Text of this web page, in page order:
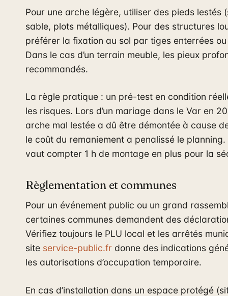
Pour une arche légère, utiliser des pieds lestés
sable, plots métalliques). Pour des structures
préférer la fixation au sol par tiges enterrées
Dans le cas d’un terrain meuble, les pieux
recommandés.
La règle pratique : un pré-test en condition
les risques. Lors d’un mariage dans le Var en
arche mal lestée a dû être démontée à cause
le coût du remaniement a penalissé le planning.
vaut compter 1 h de montage en plus pour la
Règlementation et communes
Pour un événement public ou un grand
certaines communes demandent des
Vérifiez toujours le PLU local et les arrêtés
site service-public.fr donne des indications
les autorisations d’occupation temporaire.
En cas d’installation dans un espace protégé